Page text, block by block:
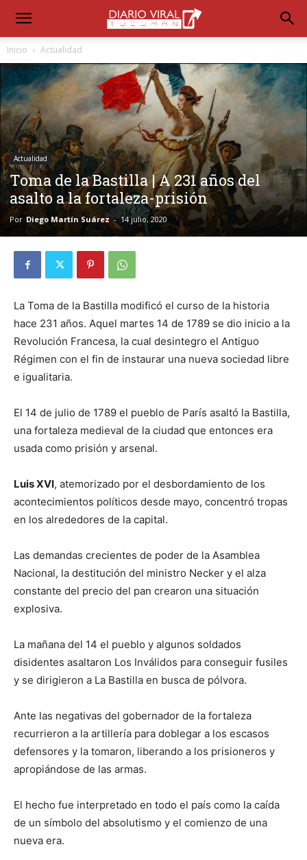
Inicio Actualidad
Actualidad
Toma de la Bastilla | A 231 años del
asalto a la fortaleza-prisión
Por Diego Martín Suárez - 14 julio, 2020
La Toma de la Bastilla modificó el curso de la historia
hace 231 años. Aquel martes 14 de 1789 se dio inicio a la
Revolución Francesa, la cual desintegro el Antiguo
Régimen con el fin de instaurar una nueva sociedad libre
e igualitaria.
El 14 de julio de 1789 el pueblo de París asaltó la Bastilla,
una fortaleza medieval de la ciudad que entonces era
usada como prisión y arsenal.
Luis XVI, atemorizado por el desbordamiento de los
acontecimientos políticos desde mayo, concentró tropas
en los alrededores de la capital.
Las demandas crecientes de poder de la Asamblea
Nacional, la destitución del ministro Necker y el alza
constante del precio del pan crearon una situación
explosiva.
La mañana del 14 el pueblo y algunos soldados
disidentes asaltaron Los Inválidos para conseguir fusiles
y se dirigieron a La Bastilla en busca de pólvora.
Ante las negativas del gobernador de la fortaleza
recurrieron a la artillería para doblegar a los escasos
defensores y la tomaron, liberando a los prisioneros y
apropiándose de las armas.
El hecho fue interpretado en todo el país como la caída
de un símbolo del absolutismo y el comienzo de una
nueva era.